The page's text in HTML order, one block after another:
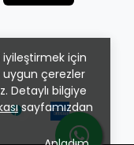
iyileştirmek için
çerezler
Detaylı bilgiye
sayfamızdan